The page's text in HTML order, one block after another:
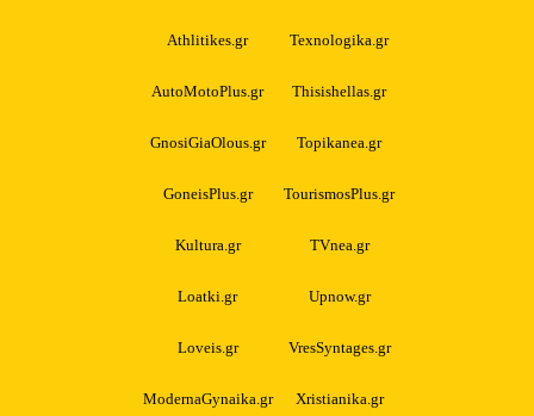
Athlitikes.gr Texnologika.gr
AutoMotoPlus.gr Thisishellas.gr
GnosiGiaOlous.gr Topikanea.gr
GoneisPlus.gr TourismosPlus.gr
Kultura.gr TVnea.gr
Loatki.gr Upnow.gr
Loveis.gr VresSyntages.gr
ModernaGynaika.gr Xristianika.gr